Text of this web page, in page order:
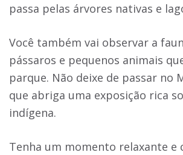
passa pelas árvores nativas e
Você também vai observar a
pássaros e pequenos animais
parque. Não deixe de passar no
que abriga uma exposição rica
indígena.
Tenha um momento relaxante e